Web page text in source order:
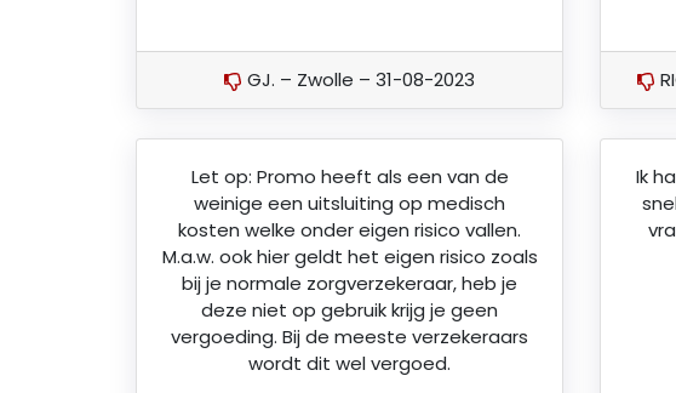
GJ. – Zwolle – 31-08-2023
Let op: Promo heeft als een van de
weinige een uitsluiting op medisch
kosten welke onder eigen risico vallen.
M.a.w. ook hier geldt het eigen risico zoals
bij je normale zorgverzekeraar, heb je
deze niet op gebruik krijg je geen
vergoeding. Bij de meeste verzekeraars
wordt dit wel vergoed.
Ik